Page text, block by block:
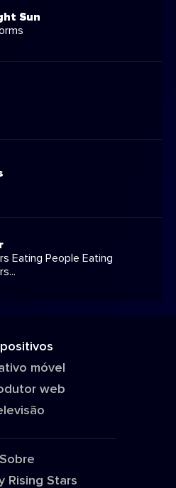
Sun
Eating People Eating
móvel
web
Sobre
Rising Stars